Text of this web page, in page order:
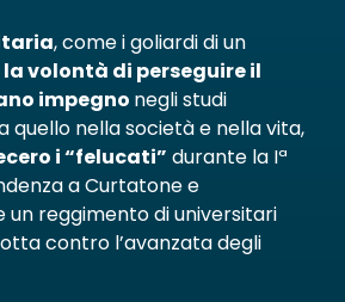
, come i goliardi di un
volontà di perseguire il
impegno negli studi
quello nella società e nella vita,
i “felucati” durante la Iª
a Curtatone e
un reggimento di universitari
contro l’avanzata degli